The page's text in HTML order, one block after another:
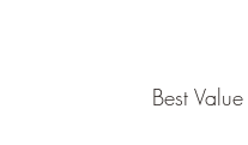
Best Value